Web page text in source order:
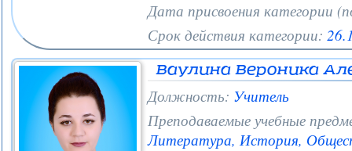
Дата присвоения категории
Срок действия категории:
Ваулина Вероника
Должность: Учитель
Преподаваемые учебные
Литература, История,